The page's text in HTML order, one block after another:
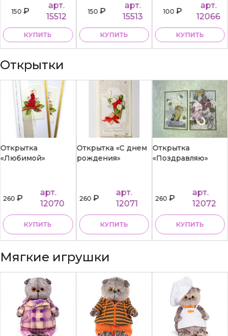
150₽
арт.
15512
КУПИТЬ
150₽
арт.
15513
КУПИТЬ
100₽
арт.
12066
КУПИТЬ
Открытки
Открытка
«Любимой»
260₽
арт.
12070
КУПИТЬ
Открытка «С днем
рождения»
260₽
арт.
12071
КУПИТЬ
Открытка
«Поздравляю»
260₽
арт.
12072
КУПИТЬ
Мягкие игрушки